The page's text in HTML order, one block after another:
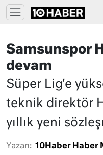
Samsunspor
devam
Süper Lig'e
teknik direktör
yıllık yeni
Yazan: 10Haber Haber